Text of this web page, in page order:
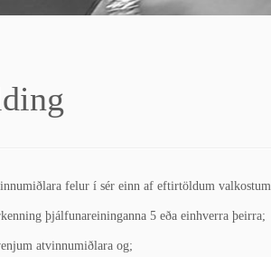
felur í sér einn af eftirtöldum valkostum.
þjálfunareininganna 5 eða einhverra þeirra;
atvinnumiðlara og;